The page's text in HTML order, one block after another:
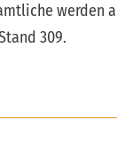
werden
309.